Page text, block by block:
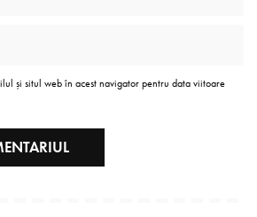
și situl web în acest navigator pentru data viitoare